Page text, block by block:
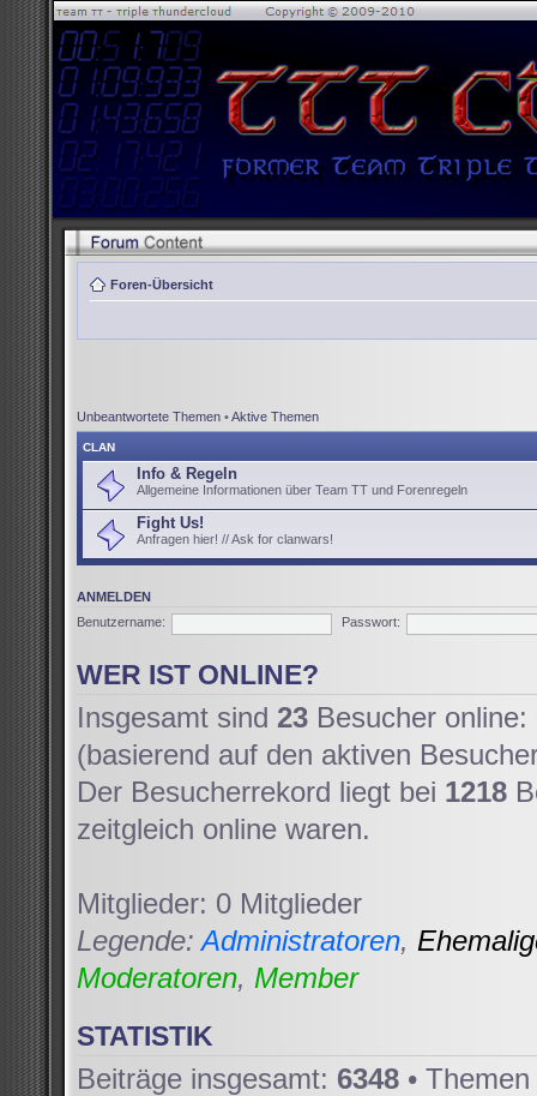
Foren-Übersicht
Unbeantwortete Themen •Aktive Themen
CLAN
Info & Regeln
Allgemeine Informationen über Team TT und Forenregeln
Fight Us!
Anfragen hier! // Ask for clanwars!
ANMELDEN
Benutzername:
Passwort:
WER IST ONLINE?
Insgesamt sind 23 Besucher
(basierend auf den aktiven
Der Besucherrekord liegt bei 1218
zeitgleich online waren.
Mitglieder: 0 Mitglieder
Legende:Administratoren,
Moderatoren, Member
STATISTIK
Beiträge insgesamt: 6348 •